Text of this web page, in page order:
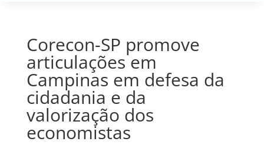
Corecon-SP promove
articulações em
Campinas em defesa da
cidadania e da
valorização dos
economistas